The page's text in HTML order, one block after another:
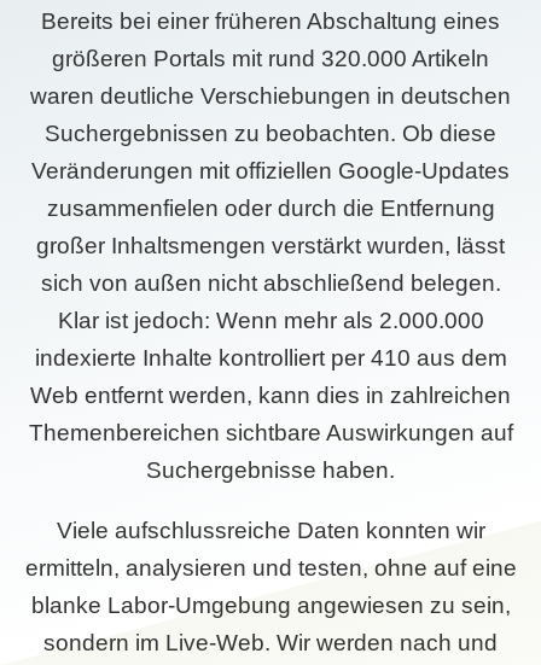
Bereits bei einer früheren Abschaltung eines
größeren Portals mit rund 320.000 Artikeln
waren deutliche Verschiebungen in deutschen
Suchergebnissen zu beobachten. Ob diese
Veränderungen mit offiziellen Google-Updates
zusammenfielen oder durch die Entfernung
großer Inhaltsmengen verstärkt wurden, lässt
sich von außen nicht abschließend belegen.
Klar ist jedoch: Wenn mehr als 2.000.000
indexierte Inhalte kontrolliert per 410 aus dem
Web entfernt werden, kann dies in zahlreichen
Themenbereichen sichtbare Auswirkungen auf
Suchergebnisse haben.
Viele aufschlussreiche Daten konnten wir
ermitteln, analysieren und testen, ohne auf eine
blanke Labor-Umgebung angewiesen zu sein,
sondern im Live-Web. Wir werden nach und